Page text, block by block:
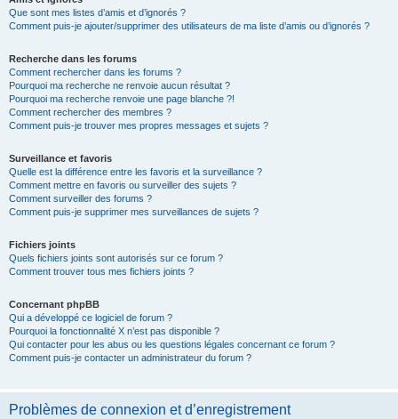
Que sont mes listes d’amis et d’ignorés ?
Comment puis-je ajouter/supprimer des utilisateurs de ma liste d’amis ou d’ignorés ?
Recherche dans les forums
Comment rechercher dans les forums ?
Pourquoi ma recherche ne renvoie aucun résultat ?
Pourquoi ma recherche renvoie une page blanche ?!
Comment rechercher des membres ?
Comment puis-je trouver mes propres messages et sujets ?
Surveillance et favoris
Quelle est la différence entre les favoris et la surveillance ?
Comment mettre en favoris ou surveiller des sujets ?
Comment surveiller des forums ?
Comment puis-je supprimer mes surveillances de sujets ?
Fichiers joints
Quels fichiers joints sont autorisés sur ce forum ?
Comment trouver tous mes fichiers joints ?
Concernant phpBB
Qui a développé ce logiciel de forum ?
Pourquoi la fonctionnalité X n’est pas disponible ?
Qui contacter pour les abus ou les questions légales concernant ce forum ?
Comment puis-je contacter un administrateur du forum ?
Problèmes de connexion et d’enregistrement